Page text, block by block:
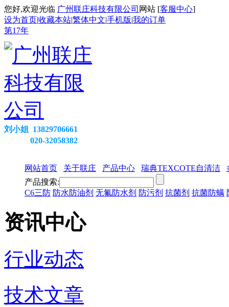
您好,欢迎光临 广州联庄科技有限公司 网站 [客服中心]
设为首页|收藏本站|繁体中文|手机版|我的订单
第17年
刘小姐 13829706661
020-32058382
网站首页 关于联庄 产品中心 瑞典TEXCOTE自清洁
产品搜索:
C6三防 防水防油剂 无氟防水剂 防污剂 抗菌剂 抗菌防螨
资讯中心
行业动态
技术文章